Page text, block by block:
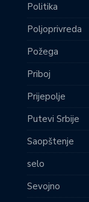
Politika
Poljoprivreda
Požega
Priboj
Prijepolje
Putevi Srbije
Saopštenje
selo
Sevojno